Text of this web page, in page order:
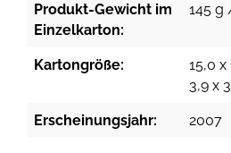
Produkt-Gewicht im
Einzelkarton:
145 g
Kartongröße:
15,0
3,9 x
Erscheinungsjahr: 2007